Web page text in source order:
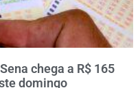
chega a R$ 165
domingo